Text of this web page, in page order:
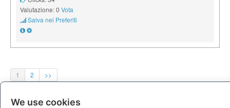
Valutazione: 0 Vota
Salva nei Preferiti
1 2 >>
We use cookies